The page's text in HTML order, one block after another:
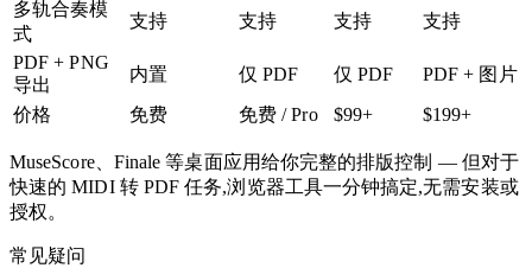
多轨合奏模
式
支持 支持 支持 支持
PDF + PNG
导出
内置 仅 PDF 仅 PDF
PDF + 图片
价格
免费 免费 / Pro $99+ $199+
MuseScore、Finale 等桌面应用给你完整的排版控制 — 但对于
快速的 MIDI 转 PDF 任务,浏览器工具一分钟搞定,无需安装或
授权。
常见疑问